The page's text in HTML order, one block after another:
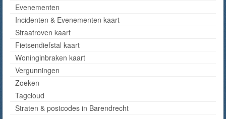
Evenementen
Incidenten & Evenementen kaart
Straatroven kaart
Fietsendiefstal kaart
Woninginbraken kaart
Vergunningen
Zoeken
Tagcloud
Straten & postcodes in Barendrecht